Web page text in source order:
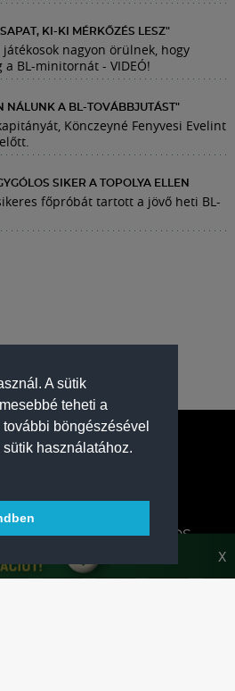
A sütik
teheti a
böngészésével
használatához.
KI-KI MÉRKŐZÉS LESZ"
nagyon örülnek, hogy
BL-minitornát - VIDEÓ!
NÁLUNK A BL-TOVÁBBJUTÁST"
Könczeyné Fenyvesi Evelint
SIKER A TOPOLYA ELLEN
főpróbát tartott a jövő heti BL-
TORNA CLUB HIVATALOS
X